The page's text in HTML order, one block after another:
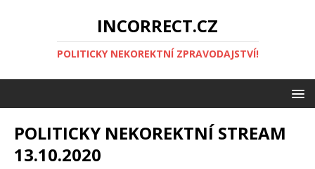
INCORRECT.CZ
POLITICKY NEKOREKTNÍ ZPRAVODAJSTVÍ!
POLITICKY NEKOREKTNÍ STREAM
13.10.2020